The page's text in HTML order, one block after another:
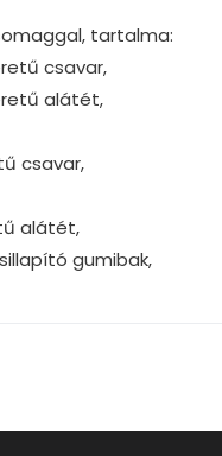
tartalma:
csavar,
alátét,
csavar,
alátét,
gumibak,